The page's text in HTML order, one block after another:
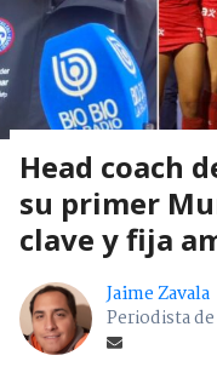
Head coach
su primer
clave y fija
Jaime Zavala
Periodista